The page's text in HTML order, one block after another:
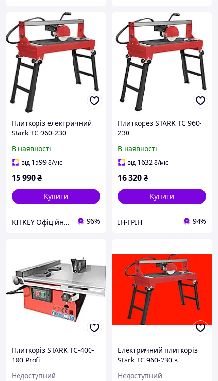
Плиткоріз електричний
Stark TC 960-230
В наявності
від 1599₴/міс
15 990₴
Купити
KITKEY Офіційний дилер 96%
Плиткорез STARK TC 960-
230
В наявності
від 1632₴/міс
16 320₴
Купити
ІН-ГРІН 94%
Плиткоріз STARK TC-400-
180 Profi
Недоступний
Електричний плиткоріз
Stark TC 960-230 з
Недоступний